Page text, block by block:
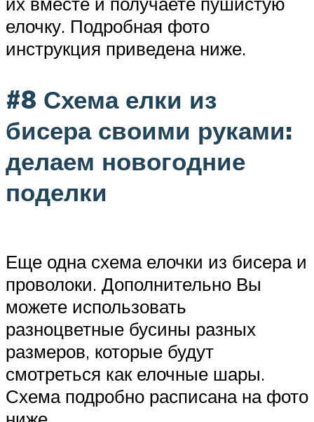
елочку. Подробная фото
инструкция приведена ниже.
#8 Схема елки из
бисера своими руками:
делаем новогодние
поделки
Еще одна схема елочки из бисера и
проволоки. Дополнительно Вы
можете использовать
разноцветные бусины разных
размеров, которые будут
смотреться как елочные шары.
Схема подробно расписана на фото